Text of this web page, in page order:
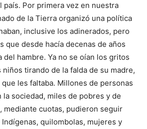
país. Por primera vez en nuestra
de la Tierra organizó una política
inclusive los adinerados, pero
que desde hacía decenas de años
del hambre. Ya no se oían los gritos
tirando de la falda de su madre,
les faltaba. Millones de personas
sociedad, miles de pobres y de
mediante cuotas, pudieron seguir
quilombolas, mujeres y